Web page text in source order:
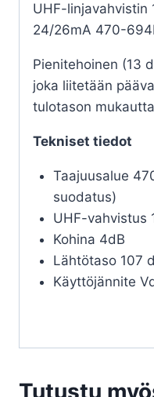
UHF-linjavahvistin
24/26mA 470-
Pienitehoinen (13
joka liitetään
tulotason
Tekniset tiedot
Taajuusalue
suodatus)
UHF-vahvistus
Kohina 4dB
Lähtötaso 107
Käyttöjännite
Tutustu